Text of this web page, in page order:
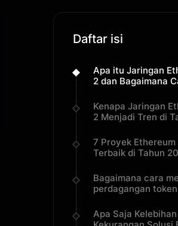
Daftar isi
Apa itu Jaringan
2 dan Bagaimana
Kenapa Jaringan
2 Menjadi Tren di
7 Proyek
Terbaik di Tahun
Bagaimana cara
perdagangan
Apa Saja